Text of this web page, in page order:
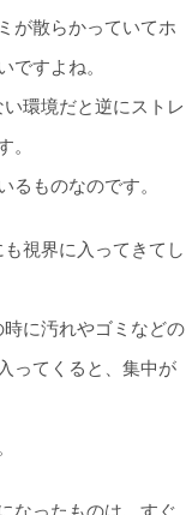
が散らかっていてホ
すよね。
環境だと逆にストレ
ものなのです。
視界に入ってきてし
に汚れやゴミなどの
ってくると、集中が